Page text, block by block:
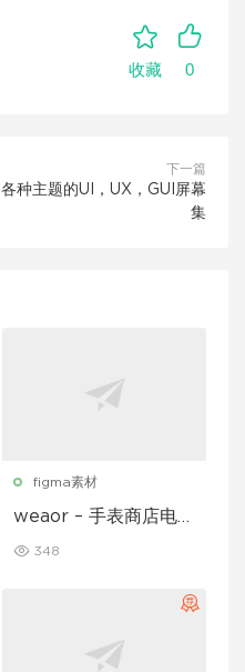
收藏 0
下一篇
各种主题的UI，UX，GUI屏幕
集
figma素材
weaor – 手表商店电子
348